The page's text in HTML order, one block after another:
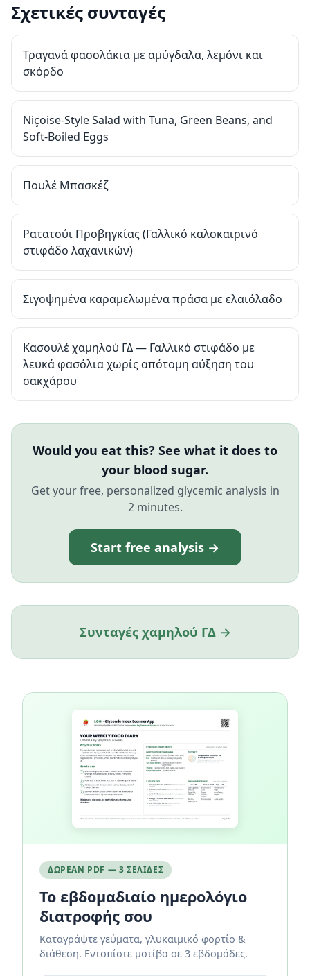
Σχετικές συνταγές
Τραγανά φασολάκια με αμύγδαλα, λεμόνι και
σκόρδο
Niçoise-Style Salad with Tuna, Green Beans, and
Soft-Boiled Eggs
Πουλέ Μπασκέζ
Ρατατούι Προβηγκίας (Γαλλικό καλοκαιρινό
στιφάδο λαχανικών)
Σιγοψημένα καραμελωμένα πράσα με ελαιόλαδο
Κασουλέ χαμηλού ΓΔ — Γαλλικό στιφάδο με
λευκά φασόλια χωρίς απότομη αύξηση του
σακχάρου
Would you eat this? See what it does to
your blood sugar.
Get your free, personalized glycemic analysis in
2 minutes.
Start free analysis →
Συνταγές χαμηλού ΓΔ →
ΔΩΡΕΆΝ PDF — 3 ΣΕΛΊΔΕΣ
Το εβδομαδιαίο ημερολόγιο
διατροφής σου
Καταγράψτε γεύματα, γλυκαιμικό φορτίο &
διάθεση. Εντοπίστε μοτίβα σε 3 εβδομάδες.